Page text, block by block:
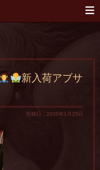
新入荷アブサ
投稿日：2020年1月25日